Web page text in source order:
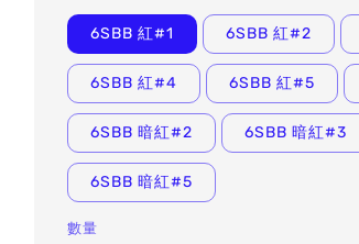
6SBB 紅#1 6SBB 紅#2
6SBB 紅#4 6SBB 紅#5
6SBB 暗紅#2 6SBB 暗紅#3
6SBB 暗紅#5
數量